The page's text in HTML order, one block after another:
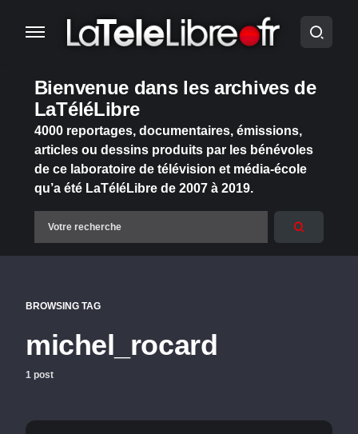
Bienvenue dans les archives de
LaTéléLibre
4000 reportages, documentaires, émissions,
articles ou dessins produits par les bénévoles
de ce laboratoire de télévision et média-école
qu’a été LaTéléLibre de 2007 à 2019.
BROWSING TAG
michel_rocard
1 post